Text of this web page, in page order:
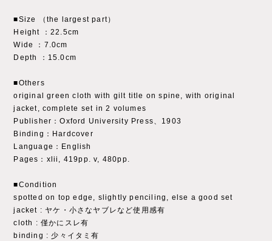
■Size （the largest part）
Height ：22.5cm
Wide ：7.0cm
Depth ：15.0cm
■Others
original green cloth with gilt title on spine, with original
jacket, complete set in 2 volumes
Publisher：Oxford University Press、1903
Binding：Hardcover
Language：English
Pages：xlii, 419pp. v, 480pp.
■Condition
spotted on top edge, slightly penciling, else a good set
jacket : ヤケ・小さなヤブレなど使用感有
cloth : 僅かにスレ有
binding : 少々イタミ有